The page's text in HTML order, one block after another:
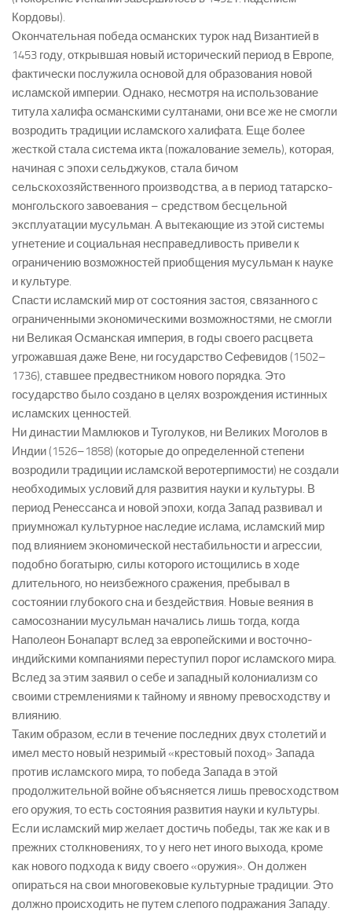
Кордовы).
Окончательная победа османских турок над Византией в
1453 году, открывшая новый исторический период в Европе,
фактически послужила основой для образования новой
исламской империи. Однако, несмотря на использование
титула халифа османскими султанами, они все же не смогли
возродить традиции исламского халифата. Еще более
жесткой стала система икта (пожалование земель), которая,
начиная с эпохи сельджуков, стала бичом
сельскохозяйственного производства, а в период татарско-
монгольского завоевания – средством бесцельной
эксплуатации мусульман. А вытекающие из этой системы
угнетение и социальная несправедливость привели к
ограничению возможностей приобщения мусульман к науке
и культуре.
Спасти исламский мир от состояния застоя, связанного с
ограниченными экономическими возможностями, не смогли
ни Великая Османская империя, в годы своего расцвета
угрожавшая даже Вене, ни государство Сефевидов (1502–
1736), ставшее предвестником нового порядка. Это
государство было создано в целях возрождения истинных
исламских ценностей.
Ни династии Мамлюков и Туголуков, ни Великих Моголов в
Индии (1526–1858) (которые до определенной степени
возродили традиции исламской веротерпимости) не создали
необходимых условий для развития науки и культуры. В
период Ренессанса и новой эпохи, когда Запад развивал и
приумножал культурное наследие ислама, исламский мир
под влиянием экономической нестабильности и агрессии,
подобно богатырю, силы которого истощились в ходе
длительного, но неизбежного сражения, пребывал в
состоянии глубокого сна и бездействия. Новые веяния в
самосознании мусульман начались лишь тогда, когда
Наполеон Бонапарт вслед за европейскими и восточно-
индийскими компаниями переступил порог исламского мира.
Вслед за этим заявил о себе и западный колониализм со
своими стремлениями к тайному и явному превосходству и
влиянию.
Таким образом, если в течение последних двух столетий и
имел место новый незримый «крестовый поход» Запада
против исламского мира, то победа Запада в этой
продолжительной войне объясняется лишь превосходством
его оружия, то есть состояния развития науки и культуры.
Если исламский мир желает достичь победы, так же как и в
прежних столкновениях, то у него нет иного выхода, кроме
как нового подхода к виду своего «оружия». Он должен
опираться на свои многовековые культурные традиции. Это
должно происходить не путем слепого подражания Западу.